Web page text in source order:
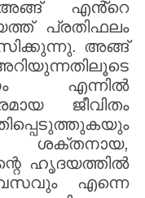
അങ്ങ് എൻ്റെ
പ്രതിഫലം
അങ്ങ്
എന്നിൽ
ജീവിതം
ശക്തനായ,
ഹൃദയത്തിൽ
എന്നെ